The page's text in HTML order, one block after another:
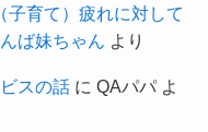
子育て）疲れに対して
ば妹ちゃん より
スの話に QAパパよ